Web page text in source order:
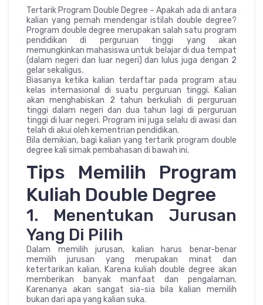
Tertarik Program Double Degree – Apakah ada di antara
kalian yang pernah mendengar istilah double degree?
Program double degree merupakan salah satu program
pendidikan di perguruan tinggi yang akan
memungkinkan mahasiswa untuk belajar di dua tempat
(dalam negeri dan luar negeri) dan lulus juga dengan 2
gelar sekaligus.
Biasanya ketika kalian terdaftar pada program atau
kelas internasional di suatu perguruan tinggi. Kalian
akan menghabiskan 2 tahun berkuliah di perguruan
tinggi dalam negeri dan dua tahun lagi di perguruan
tinggi di luar negeri. Program ini juga selalu di awasi dan
telah di akui oleh kementrian pendidikan.
Bila demikian, bagi kalian yang tertarik program double
degree kali simak pembahasan di bawah ini.
Tips Memilih Program
Kuliah Double Degree
1. Menentukan Jurusan
Yang Di Pilih
Dalam memilih jurusan, kalian harus benar-benar
memilih jurusan yang merupakan minat dan
ketertarikan kalian. Karena kuliah double degree akan
memberikan banyak manfaat dan pengalaman.
Karenanya akan sangat sia-sia bila kalian memilih
bukan dari apa yang kalian suka.